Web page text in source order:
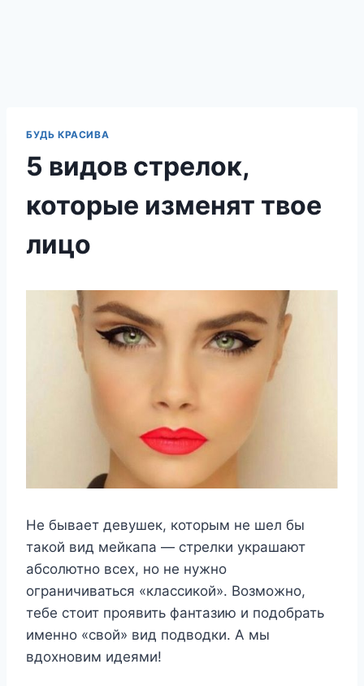
БУДЬ КРАСИВА
5 видов стрелок,
которые изменят твое
лицо
Не бывает девушек, которым не шел бы
такой вид мейкапа — стрелки украшают
абсолютно всех, но не нужно
ограничиваться «классикой». Возможно,
тебе стоит проявить фантазию и подобрать
именно «свой» вид подводки. А мы
вдохновим идеями!